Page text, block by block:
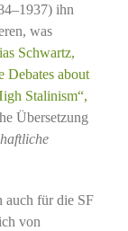
ihn
was
Schwartz,
Debates about
Stalinism“,
Übersetzung
auch für die SF
von